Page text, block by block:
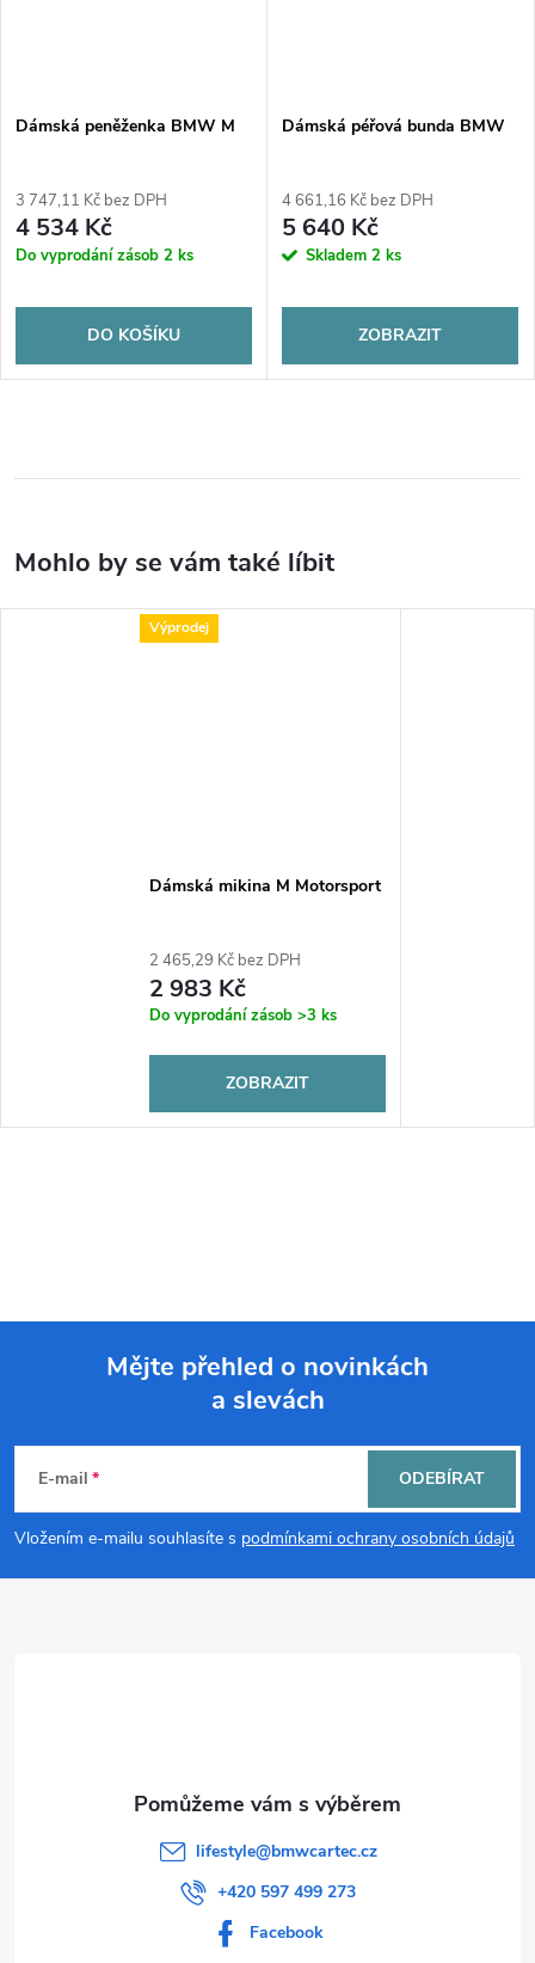
Dámská peněženka BMW M
3 747,11 Kč bez DPH
4 534 Kč
Do vyprodání zásob 2 ks
DO KOŠÍKU
Dámská péřová bunda BMW
4 661,16 Kč bez DPH
5 640 Kč
Skladem 2 ks
ZOBRAZIT
Výprodej
Dámská mikina M Motorsport
2 465,29 Kč bez DPH
2 983 Kč
Do vyprodání zásob >3 ks
ZOBRAZIT
p
Mějte přehled o novinkách
a slevách
E-mail
Vložením e-mailu souhlasíte s podmínkami ochrany osobních údajů
ODEBÍRAT
lifestyle@bmwcartec.cz
+420 597 499 273
Facebook